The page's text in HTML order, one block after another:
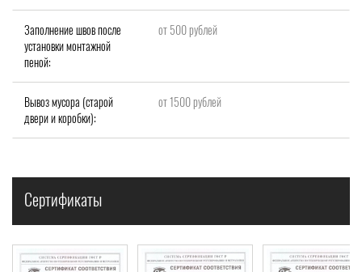
Заполнение швов после
установки монтажной
пеной:
от 500 рублей
Вывоз мусора (старой
двери и коробки):
от 1500 рублей
Сертификаты